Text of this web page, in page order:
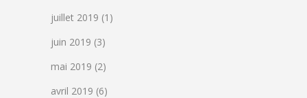
juillet 2019 (1)
juin 2019 (3)
mai 2019 (2)
avril 2019 (6)